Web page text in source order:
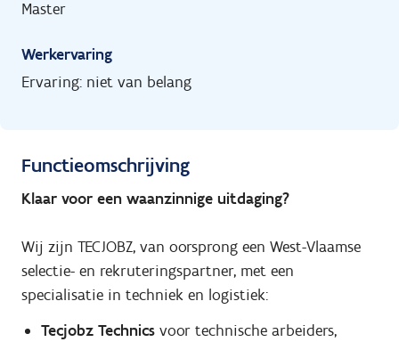
Master
Werkervaring
Ervaring: niet van belang
Functieomschrijving
Klaar voor een waanzinnige uitdaging?
Wij zijn TECJOBZ, van oorsprong een West-Vlaamse
selectie- en rekruteringspartner, met een
specialisatie in techniek en logistiek:
Tecjobz Technicsvoor technische arbeiders,